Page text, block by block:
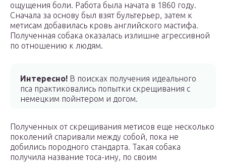
ощущения боли. Работа была начата в 1860 году.
Сначала за основу был взят бультерьер, затем к
метисам добавилась кровь английского мастифа.
Полученная собака оказалась излишне агрессивной
по отношению к людям.
Интересно! В поисках получения идеального
пса практиковались попытки скрещивания с
немецким пойнтером и догом.
Полученных от скрещивания метисов еще несколько
поколений спаривали между собой, пока не
добились породного стандарта. Такая собака
получила название тоса-ину, по своим